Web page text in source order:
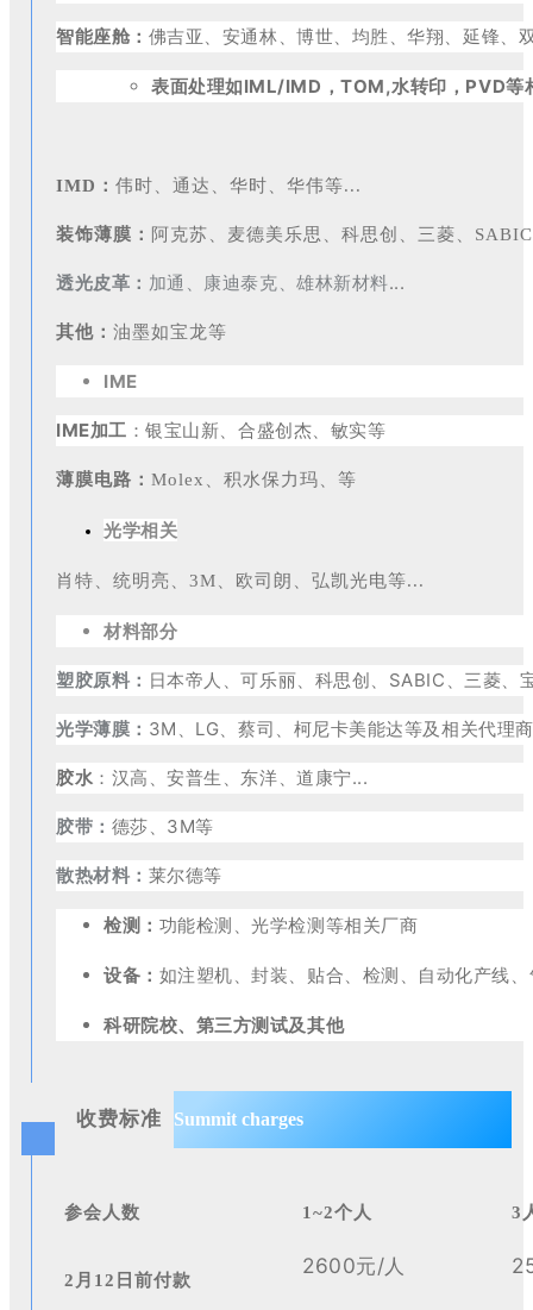
智能座舱： 佛吉亚、安通林、博世、均胜、华翔、延锋、
表面处理如IML/IMD，TOM,水转印，PVD等
IMD： 伟时、通达、华时、华伟等...
装饰薄膜： 阿克苏、麦德美乐思、科思创、三菱、
透光皮革： 加通、康迪泰克、雄林新材料...
其他： 油墨如宝龙等
IME
IME加工 ：银宝山新、合盛创杰、敏实等
薄膜电路： Molex、积水保力玛、等
光学相关
肖特、统明亮、3M、欧司朗、弘凯光电等...
材料部分
塑胶原料： 日本帝人、可乐丽、科思创、SABIC、三菱、
光学薄膜： 3M、LG、蔡司、柯尼卡美能达等及相关代理
胶水 ：汉高、安普生、东洋、道康宁...
胶带： 德莎、3M等
散热材料： 莱尔德等
检测： 功能检测、光学检测等相关厂商
设备： 如注塑机、封装、贴合、检测、自动化产线
科研院校、第三方测试及其他
收费标准 Summit charges
参会人数 1~2个人 3
2月12日前付款
2600元/人